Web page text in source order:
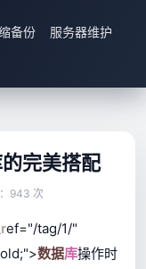
备份
服务器维护
完美搭配
943 次
ref="/tag/1/"
数据库操作时